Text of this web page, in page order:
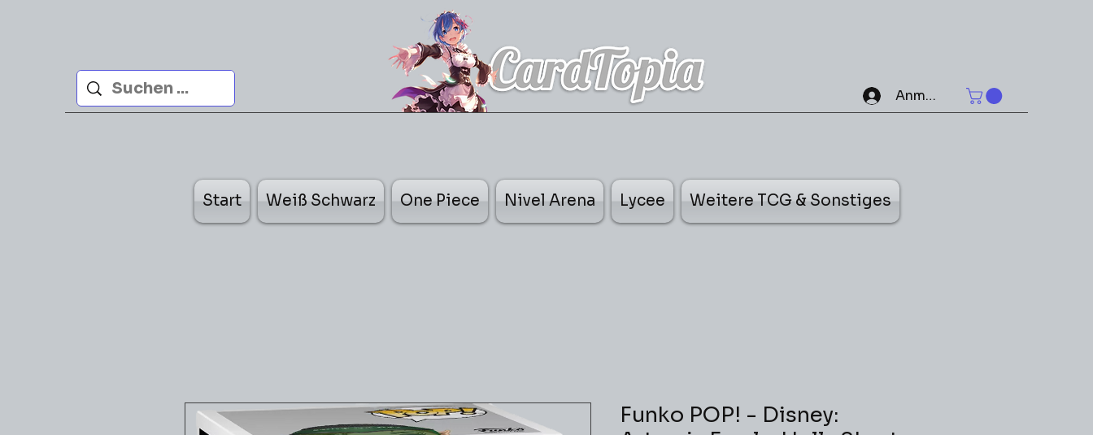
Start Weiß Schwarz One Piece Nivel Arena Lycee Weitere TCG & Sonstiges
Anmelden
Funko POP! - Disney: